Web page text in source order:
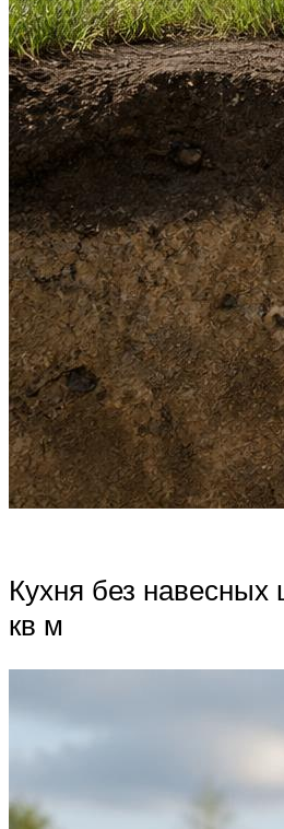
Кухня без
кв м